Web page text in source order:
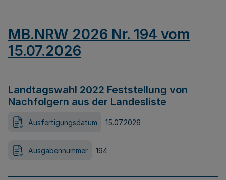
MB.NRW 2026 Nr. 194 vom
15.07.2026
Landtagswahl 2022 Feststellung von
Nachfolgern aus der Landesliste
Ausfertigungsdatum 15.07.2026
Ausgabennummer 194